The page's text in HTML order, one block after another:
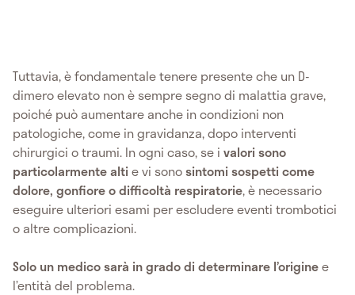
Tuttavia, è fondamentale tenere presente che un D-
dimero elevato non è sempre segno di malattia grave,
poiché può aumentare anche in condizioni non
patologiche, come in gravidanza, dopo interventi
chirurgici o traumi. In ogni caso, se i valori sono
particolarmente altie vi sonosintomi sospetti come
dolore, gonfiore o difficoltà respiratorie, è necessario
eseguire ulteriori esami per escludere eventi trombotici
o altre complicazioni.
Solo un medico sarà in grado di determinare l’originee
l’entità del problema.